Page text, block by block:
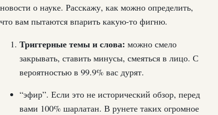
новости о науке. Расскажу, как можно определить,
что вам пытаются впарить какую-то фигню.
Триггерные темы и слова: можно смело
закрывать, ставить минусы, смеяться в лицо. С
вероятностью в 99.9% вас дурят.
“эфир”. Если это не исторический обзор, перед
вами 100% шарлатан. В рунете таких огромное